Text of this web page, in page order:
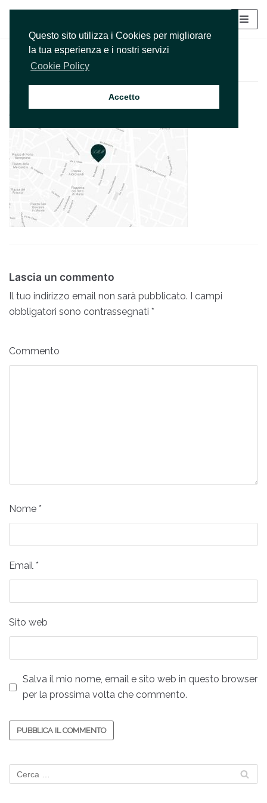
Questo sito utilizza i Cookies per migliorare
la tua esperienza e i nostri servizi
Cookie Policy
Accetto
contenuto
Schermata 2020-09-23 alle
12.13.10
Lascia un commento
Il tuo indirizzo email non sarà pubblicato. I campi
obbligatori sono contrassegnati *
Commento
Nome *
Email *
Sito web
Salva il mio nome, email e sito web in questo browser
per la prossima volta che commento.